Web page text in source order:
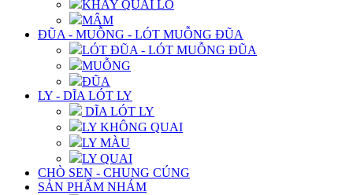
KHAY QUAI LỖ
MÂM
ĐŨA - MUỖNG - LÓT MUỖNG ĐŨA
LÓT ĐŨA - LÓT MUỖNG ĐŨA
MUỖNG
ĐŨA
LY - DĨA LÓT LY
DĨA LÓT LY
LY KHÔNG QUAI
LY MÀU
LY QUAI
CHÒ SEN - CHUNG CÚNG
SẢN PHẨM NHÁM